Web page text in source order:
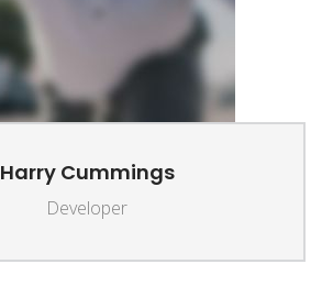
Harry Cummings
Developer